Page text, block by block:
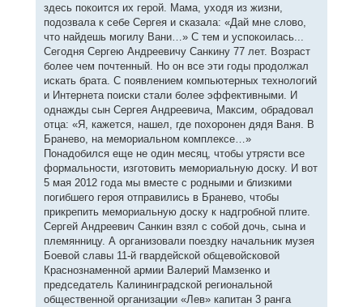
здесь покоится их герой. Мама, уходя из жизни,
подозвала к себе Сергея и сказала: «Дай мне слово,
что найдешь могилу Вани…» С тем и успокоилась...
Сегодня Сергею Андреевичу Санкину 77 лет. Возраст
более чем почтенный. Но он все эти годы продолжал
искать брата. С появлением компьютерных технологий
и Интернета поиски стали более эффективными. И
однажды сын Сергея Андреевича, Максим, обрадовал
отца: «Я, кажется, нашел, где похоронен дядя Ваня. В
Бранево, на мемориальном комплексе…»
Понадобился еще не один месяц, чтобы утрясти все
формальности, изготовить мемориальную доску. И вот
5 мая 2012 года мы вместе с родными и близкими
погибшего героя отправились в Бранево, чтобы
прикрепить мемориальную доску к надгробной плите.
Сергей Андреевич Санкин взял с собой дочь, сына и
племянницу. А организовали поездку начальник музея
Боевой славы 11-й гвардейской общевойсковой
Краснознаменной армии Валерий Мамзенко и
председатель Калининградской региональной
общественной организации «Лев» капитан 3 ранга